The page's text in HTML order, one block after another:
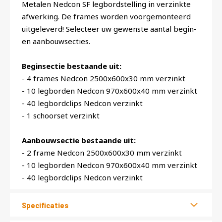
Metalen Nedcon SF legbordstelling in verzinkte
afwerking. De frames worden voorgemonteerd
uitgeleverd! Selecteer uw gewenste aantal begin-
en aanbouwsecties.
Beginsectie bestaande uit:
- 4 frames Nedcon 2500x600x30 mm verzinkt
- 10 legborden Nedcon 970x600x40 mm verzinkt
- 40 legbordclips Nedcon verzinkt
- 1 schoorset verzinkt
Aanbouwsectie bestaande uit:
- 2 frame Nedcon 2500x600x30 mm verzinkt
- 10 legborden Nedcon 970x600x40 mm verzinkt
- 40 legbordclips Nedcon verzinkt
Specificaties